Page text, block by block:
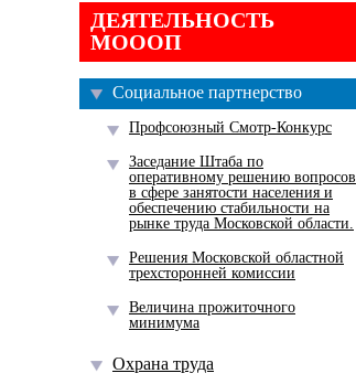
ДЕЯТЕЛЬНОСТЬ
МОООП
Социальное партнерство
Профсоюзный Смотр-Конкурс
Заседание Штаба по
оперативному решению вопросов
в сфере занятости населения и
обеспечению стабильности на
рынке труда Московской области.
Решения Московской областной
трехсторонней комиссии
Величина прожиточного
минимума
Охрана труда